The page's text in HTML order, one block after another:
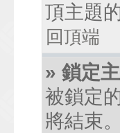
頂主題
回頂端
» 鎖定
被鎖定
將結束